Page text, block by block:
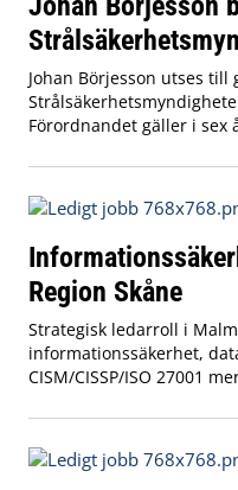
Johan Börjesson utses
Förordnandet gäller i sex
Region Skåne
Strategisk ledarroll i
informationssäkerhet,
CISM/CISSP/ISO 27001